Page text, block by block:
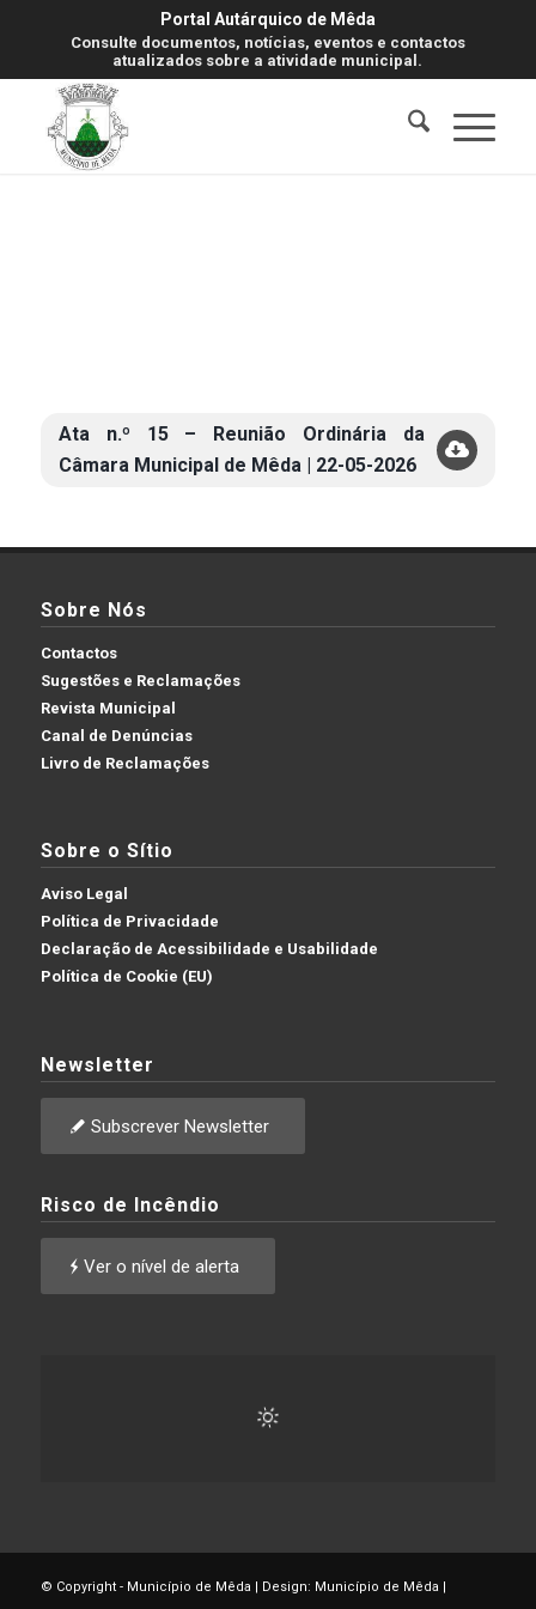
Portal Autárquico de Mêda
Consulte documentos, notícias, eventos e contactos
atualizados sobre a atividade municipal.
Ata n.º 15 – Reunião Ordinária da
Câmara Municipal de Mêda | 22-05-2026
Sobre Nós
Contactos
Sugestões e Reclamações
Revista Municipal
Canal de Denúncias
Livro de Reclamações
Sobre o Sítio
Aviso Legal
Política de Privacidade
Declaração de Acessibilidade e Usabilidade
Política de Cookie (EU)
Newsletter
Subscrever Newsletter
Risco de Incêndio
Ver o nível de alerta
© Copyright - Município de Mêda | Design: Município de Mêda |